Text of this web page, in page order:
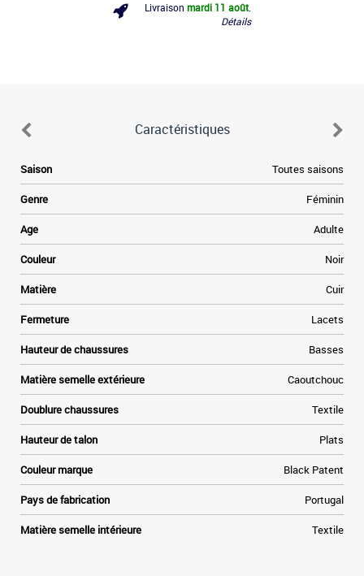
Livraison mardi 11 août
Détails
Caractéristiques
Saison Toutes saisons
Genre Féminin
Age Adulte
Couleur Noir
Matière Cuir
Fermeture Lacets
Hauteur de chaussures Basses
Matière semelle extérieure Caoutchouc
Doublure chaussures Textile
Hauteur de talon Plats
Couleur marque Black Patent
Pays de fabrication Portugal
Matière semelle intérieure Textile